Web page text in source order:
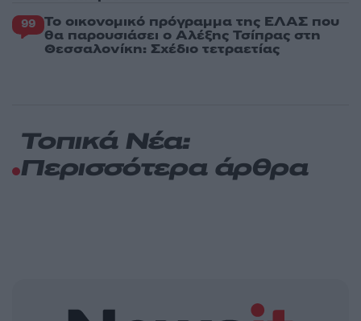
99 Το οικονομικό πρόγραμμα της ΕΛΑΣ που
θα παρουσιάσει ο Αλέξης Τσίπρας στη
Θεσσαλονίκη: Σχέδιο τετραετίας
Τοπικά Νέα:
Περισσότερα άρθρα